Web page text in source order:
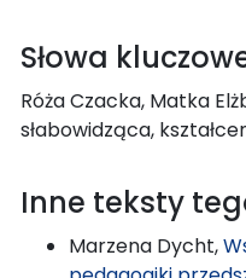
Słowa
Róża Czacka, Matka
słabowidząca,
Inne teksty
Marzena Dycht,